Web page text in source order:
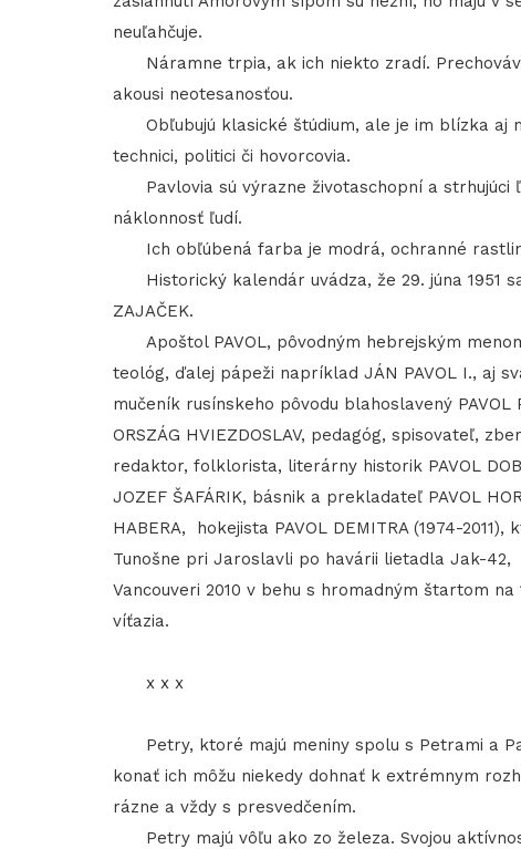
neuľahčuje.
Náramne trpia, ak ich niekto zradí.
akousi neotesanosťou.
Obľubujú klasické štúdium, ale je im blízka aj
technici, politici či hovorcovia.
Pavlovia sú výrazne životaschopní a strhujúci
náklonnosť ľudí.
Ich obľúbená farba je modrá, ochranné
Historický kalendár uvádza, že 29. júna 1951
ZAJAČEK.
Apoštol PAVOL, pôvodným hebrejským
teológ, ďalej pápeži napríklad JÁN PAVOL I., aj
mučeník rusínskeho pôvodu blahoslavený
ORSZÁG HVIEZDOSLAV, pedagóg, spisovateľ,
redaktor, folklorista, literárny historik PAVOL
JOZEF ŠAFÁRIK, básnik a prekladateľ PAVOL
HABERA, hokejista PAVOL DEMITRA (1974-
Tunošne pri Jaroslavli po havárii lietadla Jak-
Vancouveri 2010 v behu s hromadným štartom
víťazia.
x x x
Petry, ktoré majú meniny spolu s Petrami a
konať ich môžu niekedy dohnať k extrémnym
rázne a vždy s presvedčením.
Petry majú vôľu ako zo železa. Svojou